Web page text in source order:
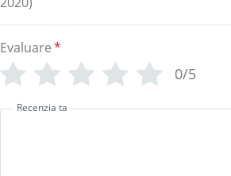
Evaluare*
0/5
Recenzia ta